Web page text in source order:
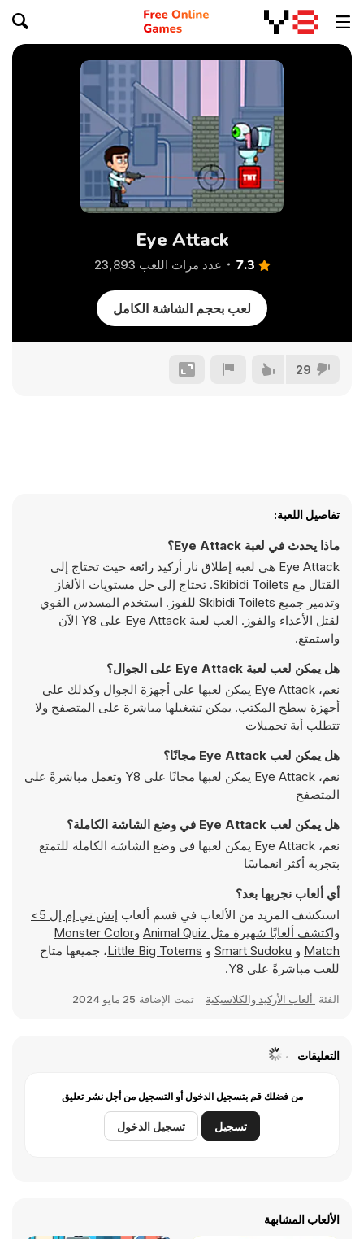
Eye Attack
7.3 عدد مرات اللعب 23,893
لعب بحجم الشاشة الكامل
29
تفاصيل اللعبة:
ماذا يحدث في لعبة Eye Attack؟
Eye Attack هي لعبة إطلاق نار أركيد رائعة حيث تحتاج إلى
القتال مع Skibidi Toilets. تحتاج إلى حل مستويات الألغاز
وتدمير جميع Skibidi Toilets للفوز. استخدم المسدس القوي
لقتل الأعداء والفوز. العب لعبة Eye Attack على Y8 الآن
واستمتع.
هل يمكن لعب لعبة Eye Attack على الجوال؟
نعم، Eye Attack يمكن لعبها على أجهزة الجوال وكذلك على
أجهزة سطح المكتب. يمكن تشغيلها مباشرة على المتصفح ولا
تتطلب أية تحميلات
هل يمكن لعب Eye Attack مجانًا؟
نعم، Eye Attack يمكن لعبها مجانًا على Y8 وتعمل مباشرةً على
المتصفح
هل يمكن لعب Eye Attack في وضع الشاشة الكاملة؟
نعم، Eye Attack يمكن لعبها في وضع الشاشة الكاملة للتمتع
بتجربة أكثر انغماسًا
أي ألعاب نجربها بعد؟
استكشف المزيد من الألعاب في قسم ألعاب
إتش تي إم إل 5>
واكتشف ألعابًا شهيرة مثل Animal Quiz وMonster Color
Match و Smart Sudoku و Little Big Totems، جميعها متاح
للعب مباشرةً على Y8.
الفئة ألعاب الأركيد والكلاسيكية تمت الإضافة 25 مايو 2024
التعليقات
من فضلك قم بتسجيل الدخول أو التسجيل من أجل نشر تعليق
تسجيل تسجيل الدخول
الألعاب المشابهة